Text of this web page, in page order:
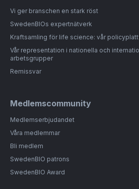
Vi ger branschen en stark röst
SwedenBIOs expertnätverk
Kraftsamling för life science: vår
Vår representation i nationella och
arbetsgrupper
Remissvar
Medlemscommunity
Medlemserbjudandet
Våra medlemmar
Bli medlem
SwedenBIO patrons
SwedenBIO Award